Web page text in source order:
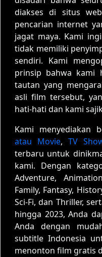
diakses di situs
pencarian internet
jagat maya. Kami
tidak memiliki
sendiri. Kami
prinsip bahwa kami
tautan yang
asli film tersebut,
hati-hati dan kami
Kami menyediakan
atau Movie, TV
terbaru untuk
kami. Dengan
Adventure,
Family, Fantasy,
Sci-Fi, dan Thriller,
hingga 2023, Anda
Anda dengan
subtitle Indonesia
menonton film gratis